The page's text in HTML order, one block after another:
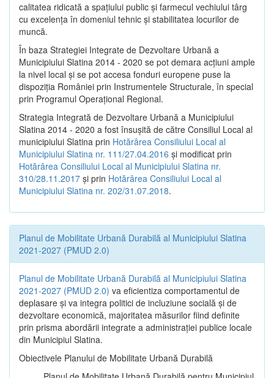
calitatea ridicată a spaţiului public şi farmecul vechiului târg
cu excelenţa în domeniul tehnic şi stabilitatea locurilor de
muncă.
În baza Strategiei Integrate de Dezvoltare Urbană a
Municipiului Slatina 2014 - 2020 se pot demara acţiuni ample
la nivel local şi se pot accesa fonduri europene puse la
dispoziţia României prin Instrumentele Structurale, în special
prin Programul Operațional Regional.
Strategia Integrată de Dezvoltare Urbană a Municipiului
Slatina 2014 - 2020 a fost însuşită de către Consiliul Local al
municipiului Slatina prin Hotărârea Consiliului Local al
Municipiului Slatina nr. 111/27.04.2016 și modificat prin
Hotărârea Consiliului Local al Municipiului Slatina nr.
310/28.11.2017 și prin Hotărârea Consiliului Local al
Municipiului Slatina nr. 202/31.07.2018.
Planul de Mobilitate Urbană Durabilă al Municipiului Slatina
2021-2027 (PMUD 2.0)
Planul de Mobilitate Urbană Durabilă al Municipiului Slatina
2021-2027 (PMUD 2.0) va eficientiza comportamentul de
deplasare și va integra politici de incluziune socială și de
dezvoltare economică, majoritatea măsurilor fiind definite
prin prisma abordării integrate a administrației publice locale
din Municipiul Slatina.
Obiectivele Planului de Mobilitate Urbană Durabilă